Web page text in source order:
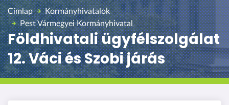
r
t
a
l
o
m
Címlap
Kormányhivatalok
Pest Vármegyei Kormányhivatal
Földhivatali ügyfélszolgálat
12. Váci és Szobi járás